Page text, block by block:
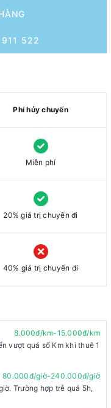
522
Phí hủy chuyến
Miễn phí
20% giá trị chuyến đi
40% giá trị chuyến đi
8.000đ/km-15.000đ/km
vượt quá số Km khi thuê 1
80.000đ/giờ-240.000đ/giờ
Trường hợp trễ quá 5h,